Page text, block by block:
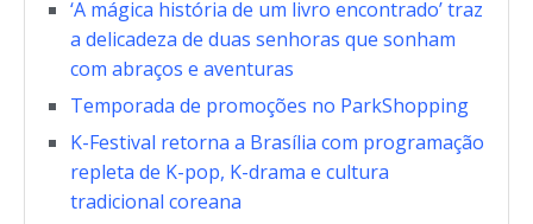
‘A mágica história de um livro encontrado’ traz
a delicadeza de duas senhoras que sonham
com abraços e aventuras
Temporada de promoções no ParkShopping
K-Festival retorna a Brasília com programação
repleta de K-pop, K-drama e cultura
tradicional coreana